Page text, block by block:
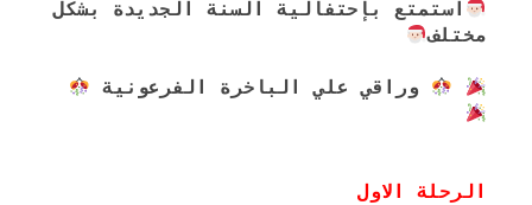
استمتع بإحتفالية السنة الجديدة بشكل
مختلف
وراقي علي الباخرة الفرعونية ‎
الرحلة الاول